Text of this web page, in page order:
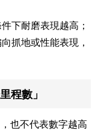
下耐磨表現越高；
抓地或性能表現，
程數」
也不代表數字越高